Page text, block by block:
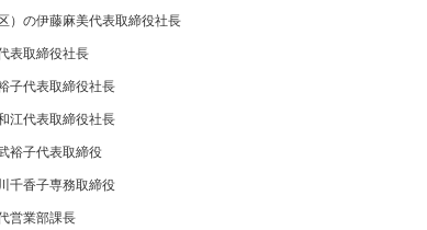
）の伊藤麻美代表取締役社長
表取締役社長
子代表取締役社長
江代表取締役社長
裕子代表取締役
千香子専務取締役
営業部課長